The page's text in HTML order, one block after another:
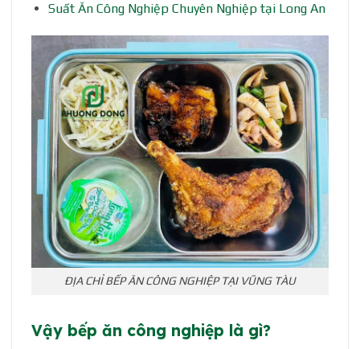
Suất Ăn Công Nghiệp Chuyên Nghiệp tại Long An
ĐỊA CHỈ BẾP ĂN CÔNG NGHIỆP TẠI VŨNG TÀU
Vậy bếp ăn công nghiệp là gì?